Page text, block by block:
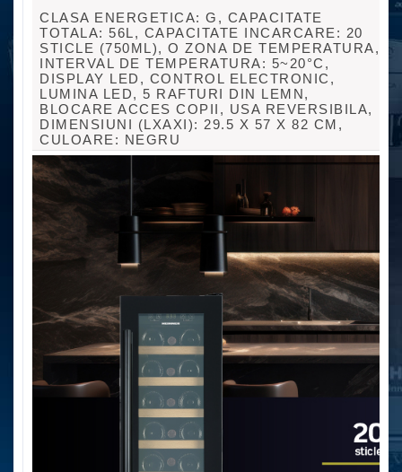
CLASA ENERGETICA: G, CAPACITATE
TOTALA: 56L, CAPACITATE INCARCARE: 20
STICLE (750ML), O ZONA DE TEMPERATURA,
INTERVAL DE TEMPERATURA: 5~20°C,
DISPLAY LED, CONTROL ELECTRONIC,
LUMINA LED, 5 RAFTURI DIN LEMN,
BLOCARE ACCES COPII, USA REVERSIBILA,
DIMENSIUNI (LXAXI): 29.5 X 57 X 82 CM,
CULOARE: NEGRU